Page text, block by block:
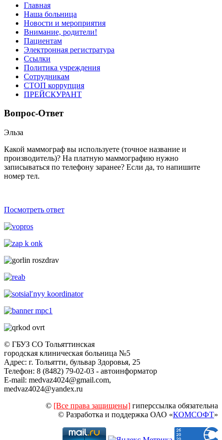
Главная
Наша больница
Новости и мероприятия
Внимание, родители!
Пациентам
Электронная регистратура
Ссылки
Политика учреждения
Сотрудникам
СТОП коррупция
ПРЕЙСКУРАНТ
Вопрос-Ответ
Эльза
Какой маммограф вы используете (точное название и
производитель)? На платную маммографию нужно
записываться по телефону заранее? Если да, то напишите
номер тел.
Посмотреть ответ
© ГБУЗ СО Тольяттинская
городская клиническая больница №5
Адрес: г. Тольятти, бульвар Здоровья, 25
Телефон: 8 (8482) 79-02-03 - автоинформатор
E-mail: medvaz4024@gmail.com,
medvaz4024@yandex.ru
© [Все права защищены] гиперссылка обязательна
© Разработка и поддержка ОАО «КОМСОФТ»